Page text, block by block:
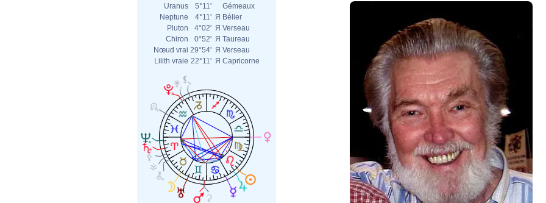
Uranus
5°11'
Gémeaux
Neptune
4°11' Я Bélier
Pluton
4°02' Я Verseau
Chiron
0°52' Я Taureau
Nœud vrai 29°54' Я Verseau
Lilith vraie 22°11' Я Capricorne
en.wikipedia